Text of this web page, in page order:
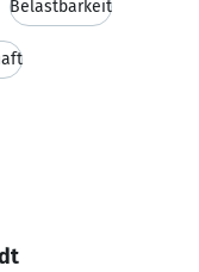
Belastbarkeit